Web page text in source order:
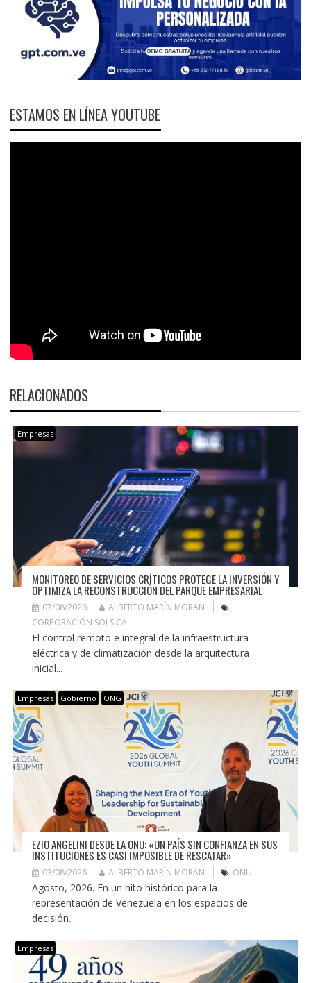
ESTAMOS EN LÍNEA YOUTUBE
RELACIONADOS
Empresas
MONITOREO DE SERVICIOS CRÍTICOS PROTEGE LA INVERSIÓN Y
OPTIMIZA LA RECONSTRUCCIÓN DEL PARQUE EMPRESARIAL
07/08/2026
ALBERTO MARÍN MORÁN
CORPORACIÓN SOLSICA
El control remoto e integral de la infraestructura
eléctrica y de climatización desde la arquitectura
inicial...
Empresas Gobierno ONG
EZIO ANGELINI DESDE LA ONU: «UN PAÍS SIN CONFIANZA EN SUS
INSTITUCIONES ES CASI IMPOSIBLE DE RESCATAR»
03/08/2026 ALBERTO MARÍN MORÁN ONU
Agosto, 2026. En un hito histórico para la
representación de Venezuela en los espacios de
decisión...
Empresas